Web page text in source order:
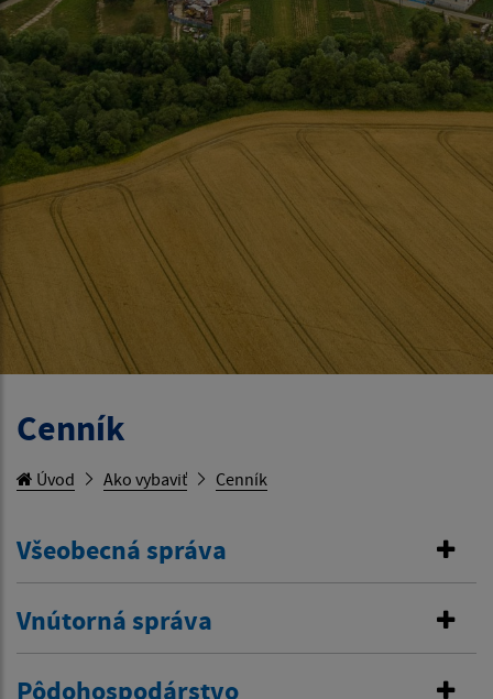
Cenník
Úvod Ako vybaviť Cenník
Všeobecná správa
Vnútorná správa
Pôdohospodárstvo